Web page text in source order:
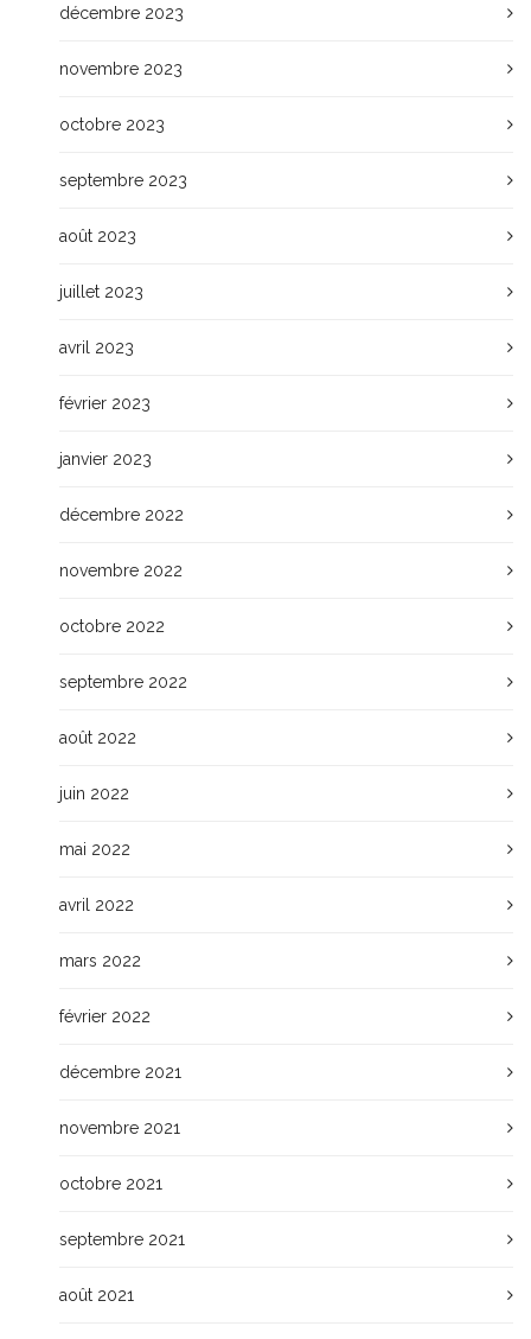
décembre 2023
novembre 2023
octobre 2023
septembre 2023
août 2023
juillet 2023
avril 2023
février 2023
janvier 2023
décembre 2022
novembre 2022
octobre 2022
septembre 2022
août 2022
juin 2022
mai 2022
avril 2022
mars 2022
février 2022
décembre 2021
novembre 2021
octobre 2021
septembre 2021
août 2021